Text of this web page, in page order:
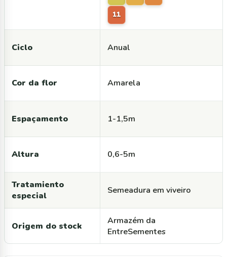
11
Ciclo Anual
Cor da flor Amarela
Espaçamento 1-1,5m
Altura 0,6-5m
Tratamiento
especial
Semeadura em viveiro
Origem do stock
Armazém da
EntreSementes